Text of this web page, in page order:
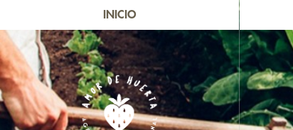
INICIO